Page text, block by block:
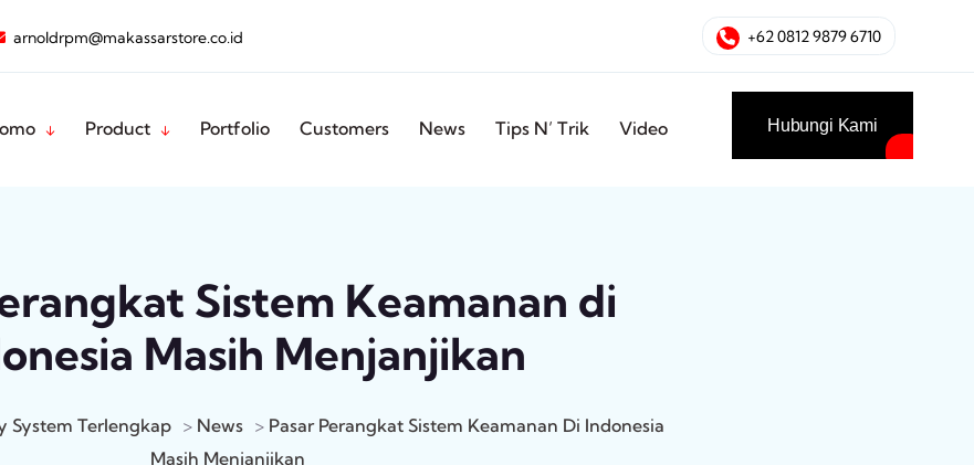
arnoldrpm@makassarstore.co.id +62 0812 9879 6710
Product Portfolio Customers News Tips N’ Trik Video Hubungi Kami
Sistem Keamanan di
Masih Menjanjikan
System Terlengkap > News > Pasar Perangkat Sistem Keamanan Di Indonesia
Masih Menjanjikan